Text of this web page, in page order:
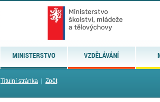
MINISTERSTVO VZDĚLÁVÁNÍ
Titulní stránka Zpět